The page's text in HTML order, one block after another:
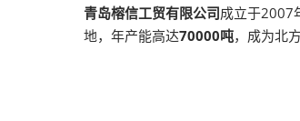
青岛榕信工贸有限公司成立于2007
地，年产能高达70000吨，成为北